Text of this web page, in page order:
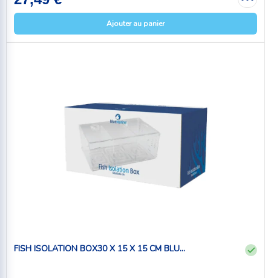
Ajouter au panier
FISH ISOLATION BOX30 X 15 X 15 CM BLU...